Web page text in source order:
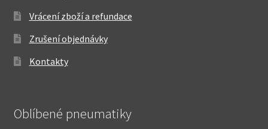
Vrácení zboží a refundace
Zrušení objednávky
Kontakty
Oblíbené pneumatiky